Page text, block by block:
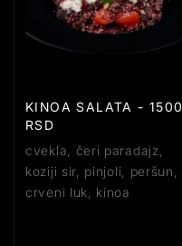
KINOA SALATA - 1500
RSD
cvekla, čeri paradajz,
koziji sir, pinjoli, peršun,
crveni luk, kinoa